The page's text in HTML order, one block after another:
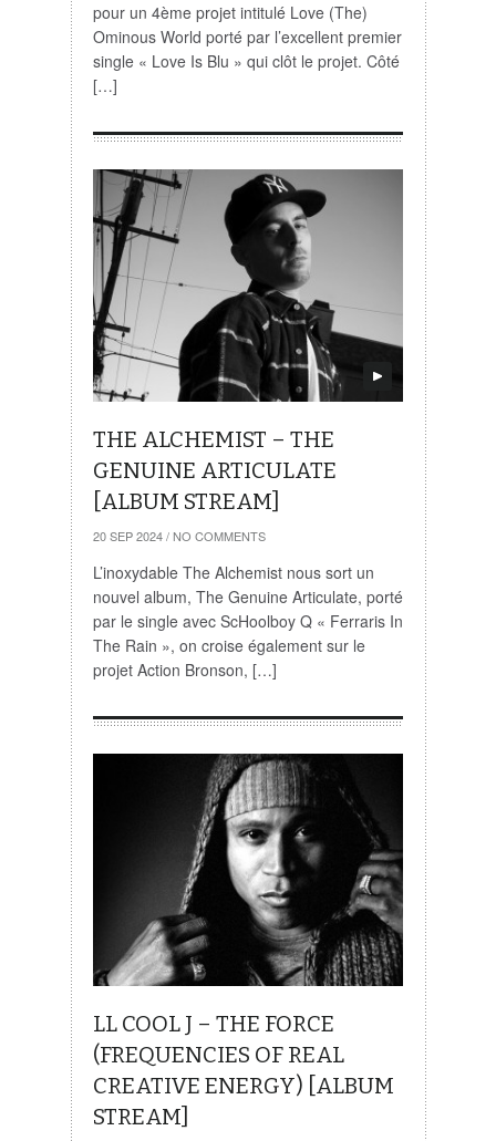
pour un 4ème projet intitulé Love (The)
Ominous World porté par l’excellent premier
single « Love Is Blu » qui clôt le projet. Côté
[…]
THE ALCHEMIST – THE
GENUINE ARTICULATE
[ALBUM STREAM]
20 SEP 2024 / NO COMMENTS
L’inoxydable The Alchemist nous sort un
nouvel album, The Genuine Articulate, porté
par le single avec ScHoolboy Q « Ferraris In
The Rain », on croise également sur le
projet Action Bronson, […]
LL COOL J – THE FORCE
(FREQUENCIES OF REAL
CREATIVE ENERGY) [ALBUM
STREAM]